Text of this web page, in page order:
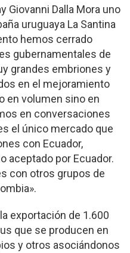
Giovanni Dalla Mora uno
uruguaya La Santina
hemos cerrado
gubernamentales de
grandes embriones y
en el mejoramiento
en volumen sino en
en conversaciones
el único mercado que
con Ecuador,
aceptado por Ecuador.
con otros grupos de
exportación de 1.600
que se producen en
y otros asociándonos